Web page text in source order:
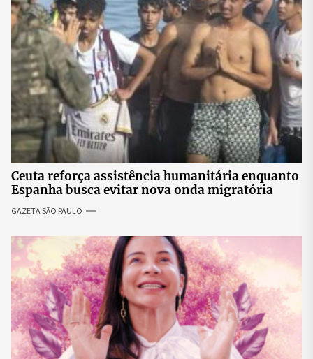
Ceuta reforça assistência humanitária enquanto
Espanha busca evitar nova onda migratória
GAZETA SÃO PAULO